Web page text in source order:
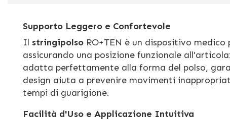
Supporto Leggero e Confortevole
Il stringipolso RO+TEN è un dispositivo
assicurando una posizione funzionale
adatta perfettamente alla forma del polso,
design aiuta a prevenire movimenti
tempi di guarigione.
Facilità d'Uso e Applicazione Intuitiva